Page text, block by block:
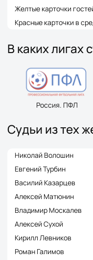
Желтые карточки
Красные карточки в
В каких лигах
Россия. ПФЛ
Судьи из тех
Николай Волошин
Евгений Турбин
Василий Казарцев
Алексей Матюнин
Владимир Москалев
Алексей Сухой
Кирилл Левников
Роман Галимов